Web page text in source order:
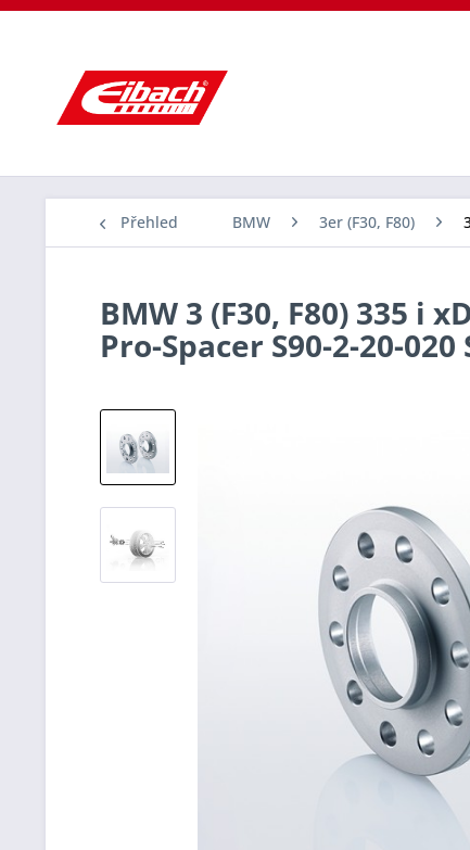
Přehled BMW 3er (F30, F80)
BMW 3 (F30, F80) 335 i
Pro-Spacer S90-2-20-